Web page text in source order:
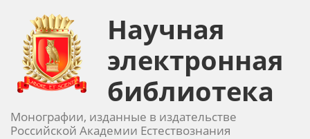
Научная
электронная
библиотека
Монографии, изданные в издательстве
Российской Академии Естествознания